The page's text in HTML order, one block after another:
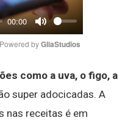
00:00
Mute
Powered by GliaStudios
como a uva, o figo, a
super adocicadas. A
nas receitas é em